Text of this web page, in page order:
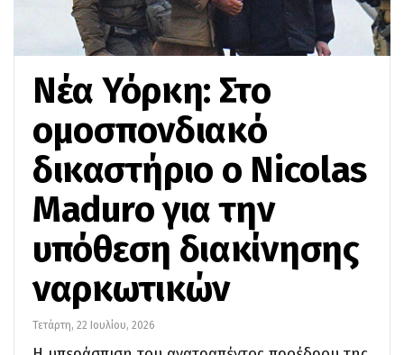
Νέα Υόρκη: Στο
ομοσπονδιακό
δικαστήριο ο Nicolas
Maduro για την
υπόθεση διακίνησης
ναρκωτικών
Τετάρτη, 22 Ιουλίου, 2026